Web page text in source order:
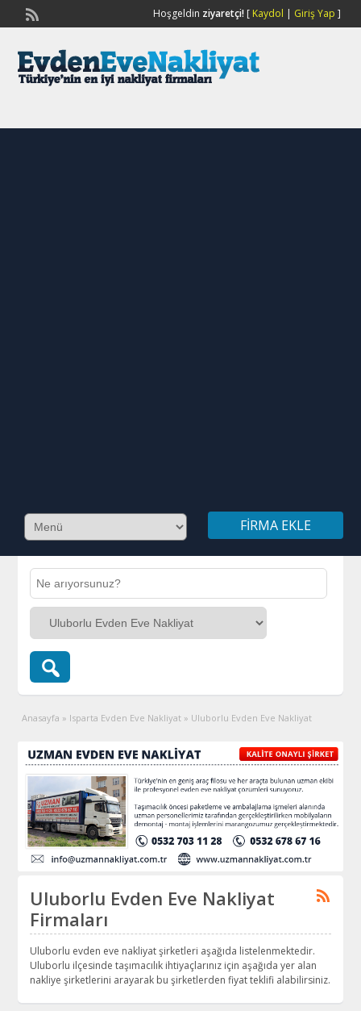
Hoşgeldin ziyaretçi![ Kaydol | Giriş Yap ]
FIRMA EKLE
Anasayfa » Isparta Evden Eve Nakliyat » Uluborlu Evden Eve Nakliyat
Uluborlu Evden Eve Nakliyat
Firmaları
Uluborlu evden eve nakliyat şirketleri aşağıda listelenmektedir.
Uluborlu ilçesinde taşımacılık ihtiyaçlarınız için aşağıda yer alan
nakliye şirketlerini arayarak bu şirketlerden fiyat teklifi alabilirsiniz.